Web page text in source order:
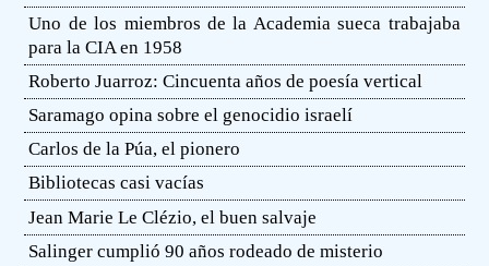
Uno de los miembros de la Academia sueca trabajaba
para la CIA en 1958
Roberto Juarroz: Cincuenta años de poesía vertical
Saramago opina sobre el genocidio israelí
Carlos de la Púa, el pionero
Bibliotecas casi vacías
Jean Marie Le Clézio, el buen salvaje
Salinger cumplió 90 años rodeado de misterio